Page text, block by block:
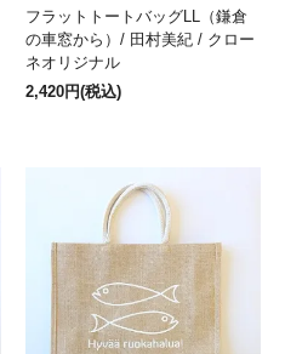
フラットトートバッグLL（鎌倉
の車窓から）/ 田村美紀 / クロー
ネオリジナル
2,420円(税込)